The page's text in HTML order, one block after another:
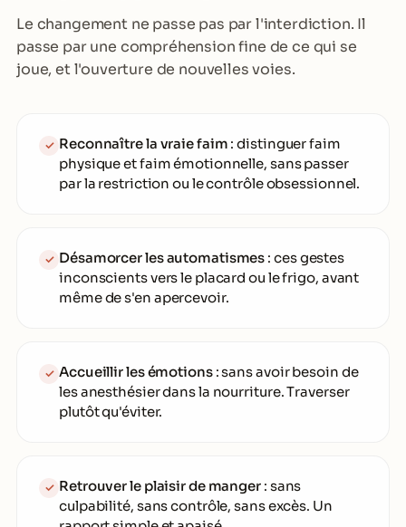
Le changement ne passe pas par l'interdiction. Il
passe par une compréhension fine de ce qui se
joue, et l'ouverture de nouvelles voies.
✓ Reconnaître la vraie faim : distinguer faim
physique et faim émotionnelle, sans passer
par la restriction ou le contrôle obsessionnel.
✓ Désamorcer les automatismes : ces gestes
inconscients vers le placard ou le frigo, avant
même de s'en apercevoir.
✓ Accueillir les émotions: sans avoir besoin de
les anesthésier dans la nourriture. Traverser
plutôt qu'éviter.
✓ Retrouver le plaisir de manger : sans
culpabilité, sans contrôle, sans excès. Un